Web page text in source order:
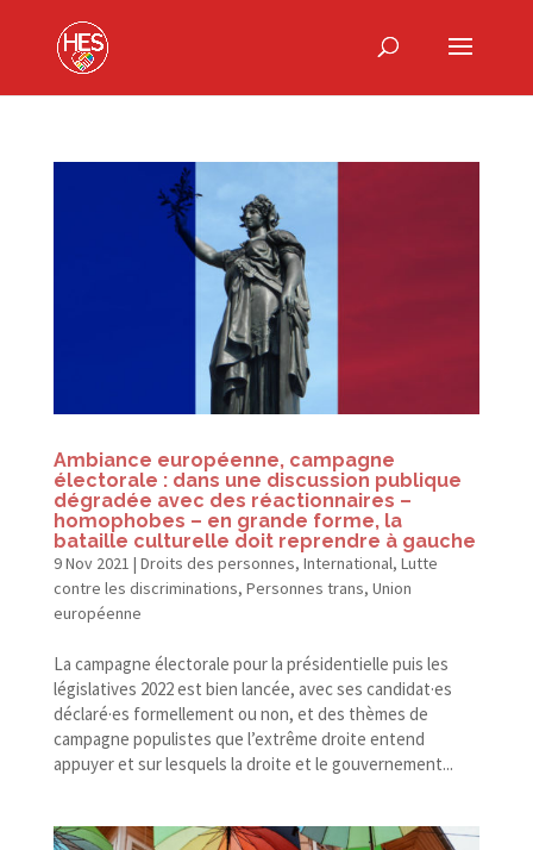
Ambiance européenne, campagne
électorale : dans une discussion publique
dégradée avec des réactionnaires –
homophobes – en grande forme, la
bataille culturelle doit reprendre à gauche
9 Nov 2021 | Droits des personnes, International, Lutte
contre les discriminations, Personnes trans, Union
européenne
La campagne électorale pour la présidentielle puis les
législatives 2022 est bien lancée, avec ses candidat·es
déclaré·es formellement ou non, et des thèmes de
campagne populistes que l’extrême droite entend
appuyer et sur lesquels la droite et le gouvernement...